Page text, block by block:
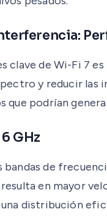
clave de Wi-Fi 7
y reducir las
que podrían
GHz
de
en mayor
una distribución